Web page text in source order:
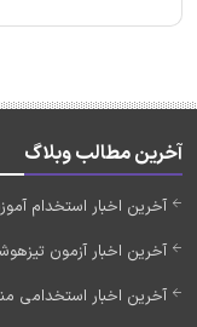
آخرین مطالب وبلاگ
آخرین اخبار استخدام آموزش و
آخرین اخبار آزمون
آخرین اخبار استخدامی